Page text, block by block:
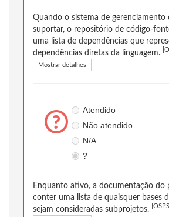
Quando o sistema de gerenciamento
suportar, o repositório de código-
uma lista de dependências que
dependências diretas da linguagem.
Mostrar detalhes
Atendido
Não atendido
N/A
?
Enquanto ativo, a documentação do
conter uma lista de quaisquer bases
sejam consideradas subprojetos.